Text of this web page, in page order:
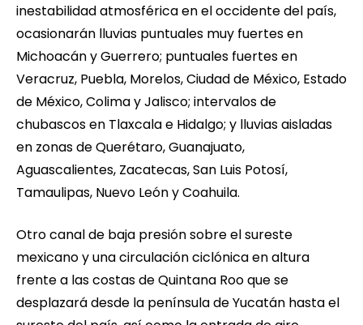
inestabilidad atmosférica en el occidente del país,
ocasionarán lluvias puntuales muy fuertes en
Michoacán y Guerrero; puntuales fuertes en
Veracruz, Puebla, Morelos, Ciudad de México, Estado
de México, Colima y Jalisco; intervalos de
chubascos en Tlaxcala e Hidalgo; y lluvias aisladas
en zonas de Querétaro, Guanajuato,
Aguascalientes, Zacatecas, San Luis Potosí,
Tamaulipas, Nuevo León y Coahuila.
Otro canal de baja presión sobre el sureste
mexicano y una circulación ciclónica en altura
frente a las costas de Quintana Roo que se
desplazará desde la península de Yucatán hasta el